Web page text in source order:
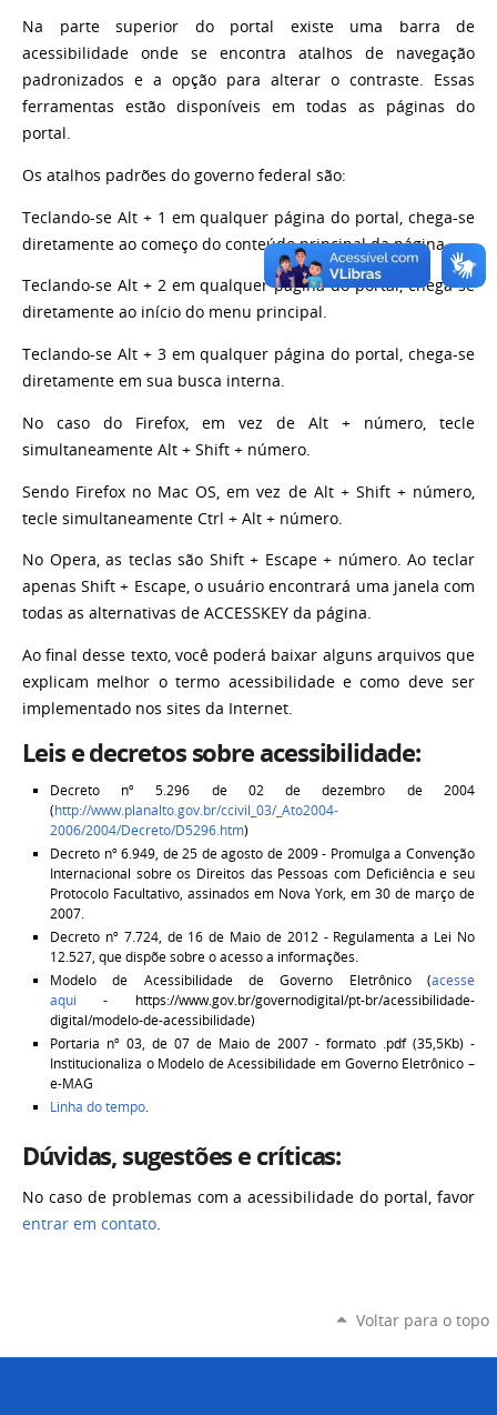
Na parte superior do portal existe uma barra de
acessibilidade onde se encontra atalhos de navegação
padronizados e a opção para alterar o contraste. Essas
ferramentas estão disponíveis em todas as páginas do
portal.
Os atalhos padrões do governo federal são:
Teclando-se Alt + 1 em qualquer página do portal, chega-se
diretamente ao começo do conteúdo principal da página.
Teclando-se Alt + 2 em qualquer página do portal, chega-se
diretamente ao início do menu principal.
Teclando-se Alt + 3 em qualquer página do portal, chega-se
diretamente em sua busca interna.
No caso do Firefox, em vez de Alt + número, tecle
simultaneamente Alt + Shift + número.
Sendo Firefox no Mac OS, em vez de Alt + Shift + número,
tecle simultaneamente Ctrl + Alt + número.
No Opera, as teclas são Shift + Escape + número. Ao teclar
apenas Shift + Escape, o usuário encontrará uma janela com
todas as alternativas de ACCESSKEY da página.
Ao final desse texto, você poderá baixar alguns arquivos que
explicam melhor o termo acessibilidade e como deve ser
implementado nos sites da Internet.
Leis e decretos sobre acessibilidade:
Decreto nº 5.296 de 02 de dezembro de 2004
(http://www.planalto.gov.br/ccivil_03/_Ato2004-
2006/2004/Decreto/D5296.htm)
Decreto nº 6.949, de 25 de agosto de 2009 - Promulga a Convenção
Internacional sobre os Direitos das Pessoas com Deficiência e seu
Protocolo Facultativo, assinados em Nova York, em 30 de março de
2007.
Decreto nº 7.724, de 16 de Maio de 2012 - Regulamenta a Lei No
12.527, que dispõe sobre o acesso a informações.
Modelo de Acessibilidade de Governo Eletrônico (acesse
aqui - https://www.gov.br/governodigital/pt-br/acessibilidade-
digital/modelo-de-acessibilidade)
Portaria nº 03, de 07 de Maio de 2007 - formato .pdf (35,5Kb) -
Institucionaliza o Modelo de Acessibilidade em Governo Eletrônico –
e-MAG
Linha do tempo.
Dúvidas, sugestões e críticas:
No caso de problemas com a acessibilidade do portal, favor
entrar em contato.
Voltar para o topo